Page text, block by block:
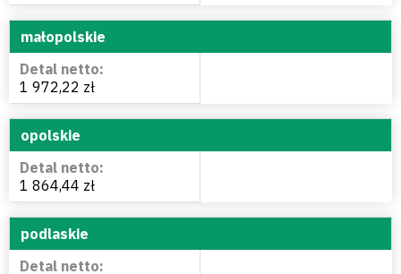
małopolskie
1 972,22 zł
opolskie
1 864,44 zł
podlaskie